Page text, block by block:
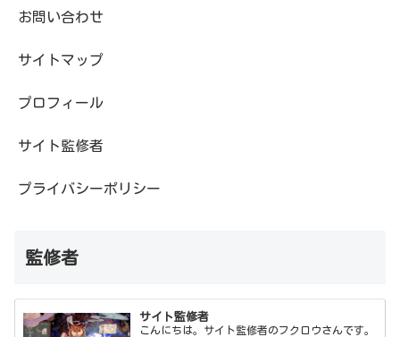
お問い合わせ
サイトマップ
プロフィール
サイト監修者
プライバシーポリシー
監修者
サイト監修者
こんにちは。サイト監修者のフクロウさんです。